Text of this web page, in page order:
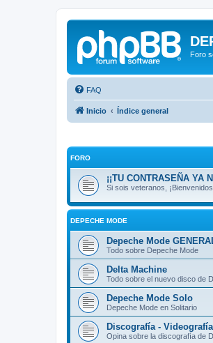
Foro
FAQ
Inicio Índice general
FORO
¡¡TU CONTRASEÑA YA
Si sois veteranos,
DEPECHE MODE
Depeche Mode
Todo sobre Depeche Mode
Delta Machine
Todo sobre el nuevo disco de
Depeche Mode Solo
Depeche Mode en Solitario
Discografía - Videografía
Opina sobre la discografía de